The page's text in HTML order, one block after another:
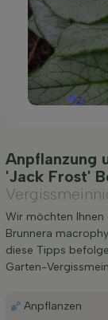
Anpflanzung
'Jack Frost'
Wir möchten
Brunnera
diese Tipps
Garten-
Anpflanzen